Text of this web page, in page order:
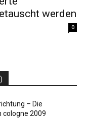
werden
0
– Die
cologne 2009